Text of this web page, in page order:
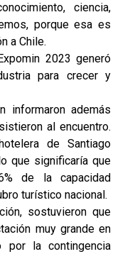
ciencia,
porque esa es
a Chile.
2023 generó
para crecer y
informaron además
al encuentro.
de Santiago
que significaría que
de la capacidad
turístico nacional.
sostuvieron que
muy grande en
la contingencia